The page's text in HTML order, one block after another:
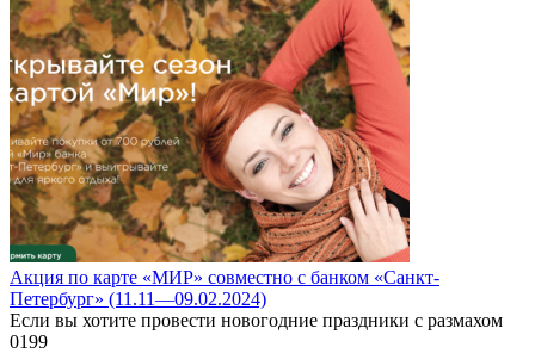
Акция по карте «МИР» совместно с банком «Санкт-
Петербург» (11.11—09.02.2024)
Если вы хотите провести новогодние праздники с размахом
0199